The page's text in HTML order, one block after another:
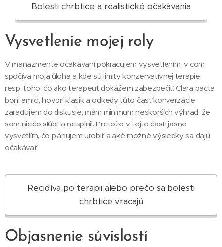
Bolesti chrbtice a realistické očakávania
Vysvetlenie mojej roly
V manažmente očakávaní pokračujem vysvetlením, v čom
spočíva moja úloha a kde sú limity konzervatívnej terapie,
resp. toho, čo ako terapeut dokážem zabezpečiť. Clara pacta
boni amici, hovorí klasik a odkedy túto časť konverzácie
zaraďujem do diskusie, mám minimum neskorších výhrad, že
som niečo sľúbil a nesplnil. Pretože v tejto časti jasne
vysvetlím, čo plánujem urobiť a aké možné výsledky sa dajú
očakávať.
Recidíva po terapii alebo prečo sa bolesti
chrbtice vracajú
Objasnenie súvislostí